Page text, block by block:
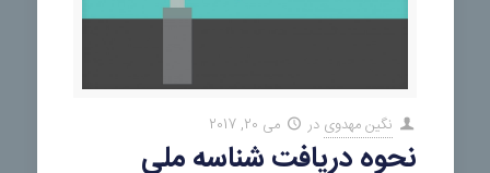
نگین مهدوی در می 20, 2017
نحوه دریافت شناسه ملی